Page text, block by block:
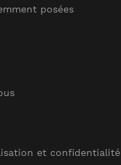
posées
et confidentialité